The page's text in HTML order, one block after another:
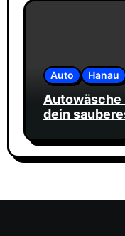
Auto Hanau
Autowäsche
dein